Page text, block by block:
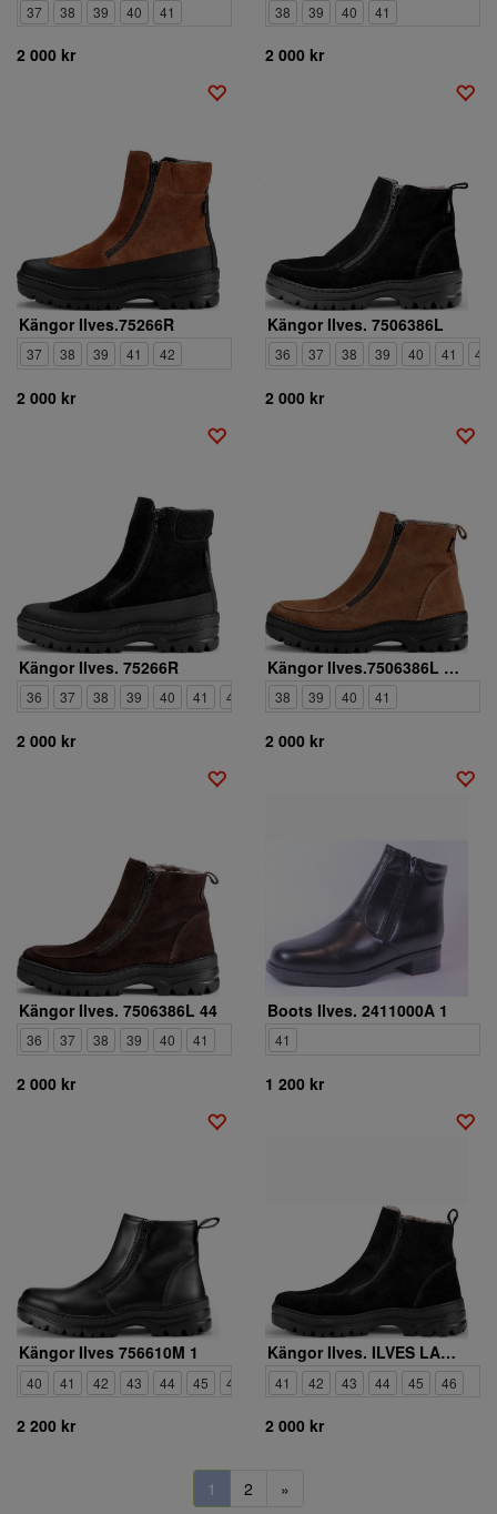
37 38 39 40 41
2 000 kr
38 39 40 41
2 000 kr
Kängor Ilves.75266R
37 38 39 41 42
2 000 kr
Kängor Ilves. 7506386L
36 37 38 39 40 41 42
2 000 kr
Kängor Ilves. 75266R
36 37 38 39 40 41 42
2 000 kr
Kängor Ilves.7506386L 165
38 39 40 41
2 000 kr
Kängor Ilves. 7506386L 44
36 37 38 39 40 41
2 000 kr
Boots Ilves. 2411000A 1
41
1 200 kr
Kängor Ilves 756610M 1
40 41 42 43 44 45 46
2 200 kr
Kängor Ilves. ILVES LAMB ALPI
41 42 43 44 45 46
2 000 kr
1 2 »